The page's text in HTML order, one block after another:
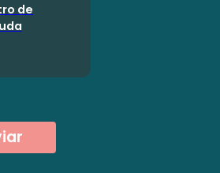
de